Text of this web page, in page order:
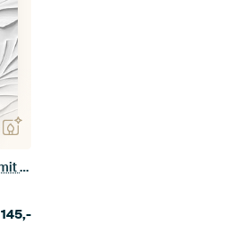
Abstrakte Blätter in Weiß mit elegantem Relief und Schatten
145,-